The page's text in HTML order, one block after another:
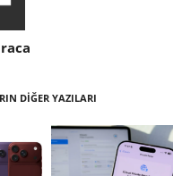
DİĞER YAZILARI